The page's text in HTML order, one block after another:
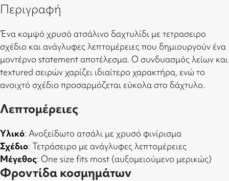
Περιγραφή
Ένα κομψό χρυσό ατσάλινο δαχτυλίδι με τετρασειρο
σχέδιο και ανάγλυφες λεπτομέρειες που δημιουργούν ένα
μοντέρνο statement αποτέλεσμα. Ο συνδυασμός λείων και
textured σειρών χαρίζει ιδιαίτερο χαρακτήρα, ενώ το
ανοιχτό σχέδιο προσαρμόζεται εύκολα στο δάχτυλο.
Λεπτομέρειες
Υλικό: Ανοξείδωτο ατσάλι με χρυσό φινίρισμα
Σχέδιο: Τετράσειρο με ανάγλυφες λεπτομέρειες
Μέγεθος: One size fits most (αυξομειούμενο μερικώς)
Φροντίδα κοσμημάτων